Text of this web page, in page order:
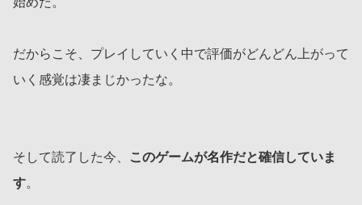
だからこそ、プレイしていく中で評価がどんどん上がって
いく感覚は凄まじかったな。
そして読了した今、
このゲームが名作だと確信していま
す。